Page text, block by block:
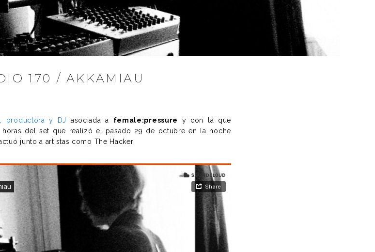
170 / AKKAMIAU
productora y DJ asociada a female:pressure
y con la que
del set que realizó el pasado 29 de octubre en la noche
junto a artistas como The Hacker.